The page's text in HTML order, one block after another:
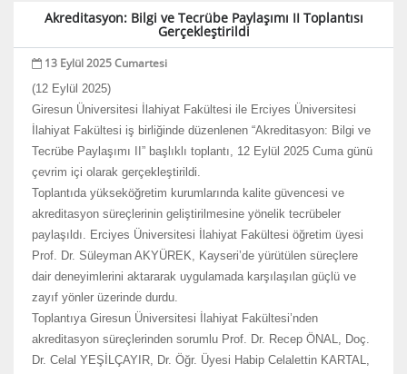
Akreditasyon: Bilgi ve Tecrübe Paylaşımı II Toplantısı
Gerçekleştirildi
13 Eylül 2025 Cumartesi
(12 Eylül 2025)
Giresun Üniversitesi İlahiyat Fakültesi ile Erciyes Üniversitesi
İlahiyat Fakültesi iş birliğinde düzenlenen “Akreditasyon: Bilgi ve
Tecrübe Paylaşımı II” başlıklı toplantı, 12 Eylül 2025 Cuma günü
çevrim içi olarak gerçekleştirildi.
Toplantıda yükseköğretim kurumlarında kalite güvencesi ve
akreditasyon süreçlerinin geliştirilmesine yönelik tecrübeler
paylaşıldı. Erciyes Üniversitesi İlahiyat Fakültesi öğretim üyesi
Prof. Dr. Süleyman AKYÜREK, Kayseri’de yürütülen süreçlere
dair deneyimlerini aktararak uygulamada karşılaşılan güçlü ve
zayıf yönler üzerinde durdu.
Toplantıya Giresun Üniversitesi İlahiyat Fakültesi’nden
akreditasyon süreçlerinden sorumlu Prof. Dr. Recep ÖNAL, Doç.
Dr. Celal YEŞİLÇAYIR, Dr. Öğr. Üyesi Habip Celalettin KARTAL,